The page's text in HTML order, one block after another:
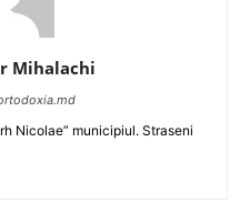
Mihalachi
Nicolae” municipiul. Straseni